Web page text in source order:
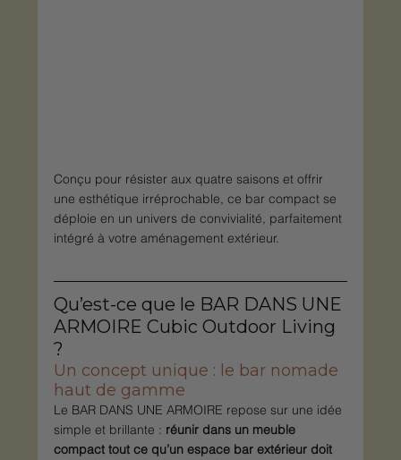
Conçu pour résister aux quatre saisons et offrir
une esthétique irréprochable, ce bar compact se
déploie en un univers de convivialité, parfaitement
intégré à votre aménagement extérieur.
Qu’est-ce que le BAR DANS UNE
ARMOIRE Cubic Outdoor Living
?
Un concept unique : le bar nomade
haut de gamme
Le BAR DANS UNE ARMOIRE repose sur une idée
simple et brillante : réunir dans un meuble
compact tout ce qu’un espace bar extérieur doit